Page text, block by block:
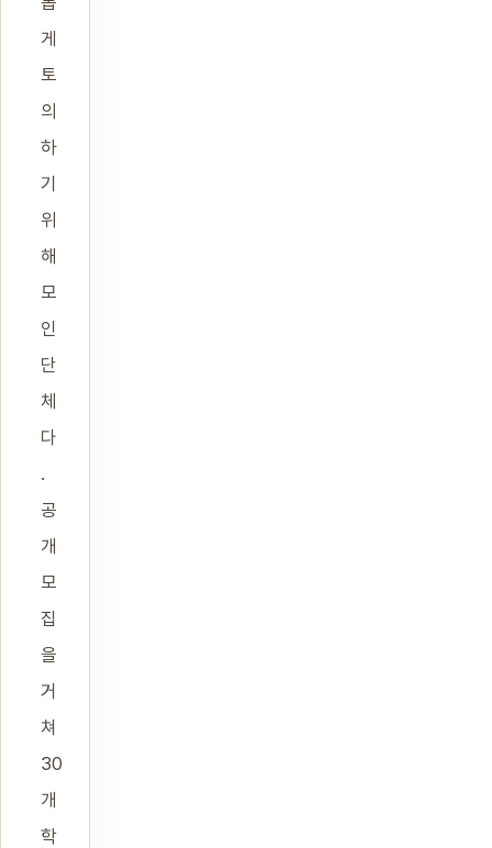
게
토
의
하
기
위
해
모
인
단
체
다
.
공
개
모
집
을
거
쳐
30
개
학